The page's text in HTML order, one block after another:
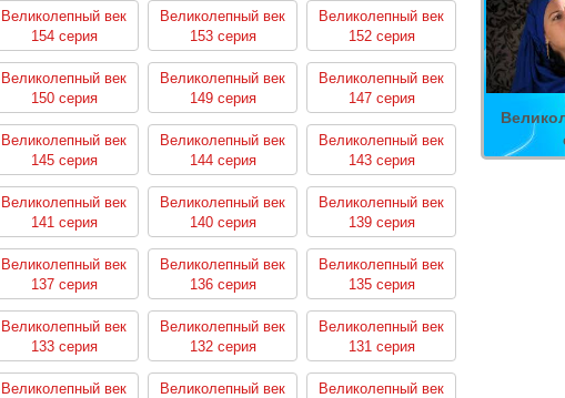
Великолепный век
154 серия
Великолепный век
153 серия
Великолепный век
152 серия
Великолепный век
150 серия
Великолепный век
149 серия
Великолепный век
147 серия
Великолепный век
145 серия
Великолепный век
144 серия
Великолепный век
143 серия
Великолепный век
141 серия
Великолепный век
140 серия
Великолепный век
139 серия
Великолепный век
137 серия
Великолепный век
136 серия
Великолепный век
135 серия
Великолепный век
133 серия
Великолепный век
132 серия
Великолепный век
131 серия
Великолепный век
Великолепный век
Великолепный век